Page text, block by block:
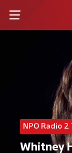
NPO Radio
Whitney